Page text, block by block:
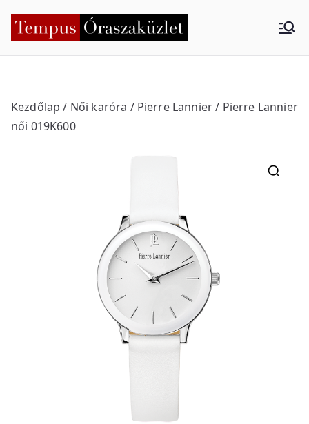
Tempus
küzlet
Kezdőlap / Női karóra / Pierre Lannier/ Pierre Lannier
női 019K600